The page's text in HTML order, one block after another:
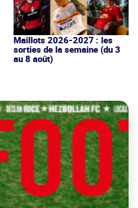
Maillots 2026-2027 : les
sorties de la semaine (du 3
au 8 août)